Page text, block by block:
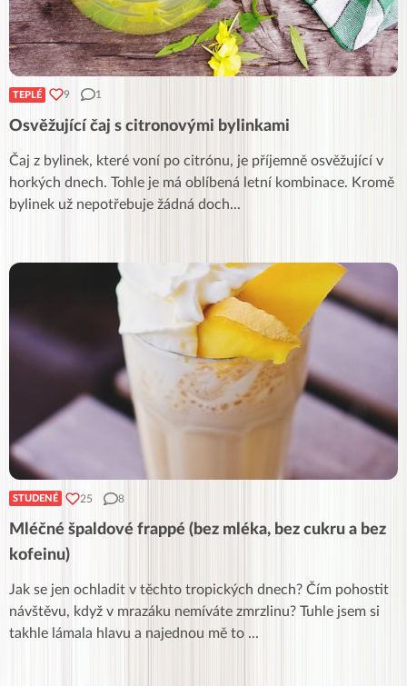
TEPLÉ 9 1
Osvěžující čaj s citronovými bylinkami
Čaj z bylinek, které voní po citrónu, je příjemně osvěžující v
horkých dnech. Tohle je má oblíbená letní kombinace. Kromě
bylinek už nepotřebuje žádná doch...
STUDENÉ 25 8
Mléčné špaldové frappé (bez mléka, bez cukru a bez
kofeinu)
Jak se jen ochladit v těchto tropických dnech? Čím pohostit
návštěvu, když v mrazáku nemíváte zmrzlinu? Tuhle jsem si
takhle lámala hlavu a najednou mě to ...